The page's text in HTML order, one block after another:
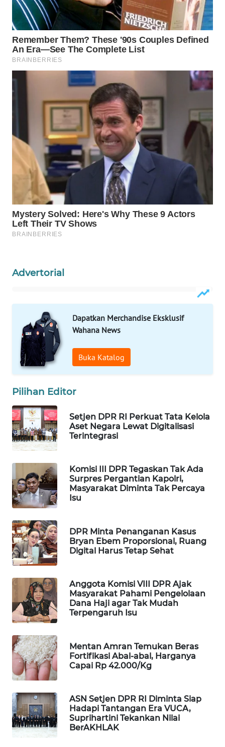
Advertorial
Dapatkan Merchandise Eksklusif
Wahana News
Buka Katalog
Pilihan Editor
Setjen DPR RI Perkuat Tata Kelola
Aset Negara Lewat Digitalisasi
Terintegrasi
Komisi III DPR Tegaskan Tak Ada
Surpres Pergantian Kapolri,
Masyarakat Diminta Tak Percaya
Isu
DPR Minta Penanganan Kasus
Bryan Ebem Proporsional, Ruang
Digital Harus Tetap Sehat
Anggota Komisi VIII DPR Ajak
Masyarakat Pahami Pengelolaan
Dana Haji agar Tak Mudah
Terpengaruh Isu
Mentan Amran Temukan Beras
Fortifikasi Abal-abal, Harganya
Capai Rp 42.000/Kg
ASN Setjen DPR RI Diminta Siap
Hadapi Tantangan Era VUCA,
Suprihartini Tekankan Nilai
BerAKHLAK
WAHANA
INFRASTRUKTUR
WAHANA
KONSUMEN
WAHANA
TV
WAHANANEWS
ID
WAHANANEWS
WAHANANEWS
SPORT
WAHANA
UMKM
SELEB
WAHANA
PERSONA
OTOMOTIF
WAHANA
HEALTH
WAHANA
DESA
WISATA
LAPAK
WAHANA
Wahana
Network
KONSUMEN
LISTRIK
KELISTRIKAN
WALINKI
ID